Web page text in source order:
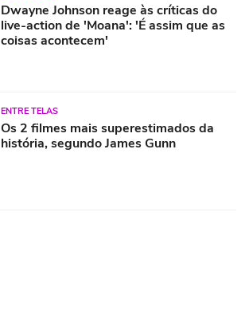
Dwayne Johnson reage às críticas do
live-action de 'Moana': 'É assim que as
coisas acontecem'
ENTRE TELAS
Os 2 filmes mais superestimados da
história, segundo James Gunn